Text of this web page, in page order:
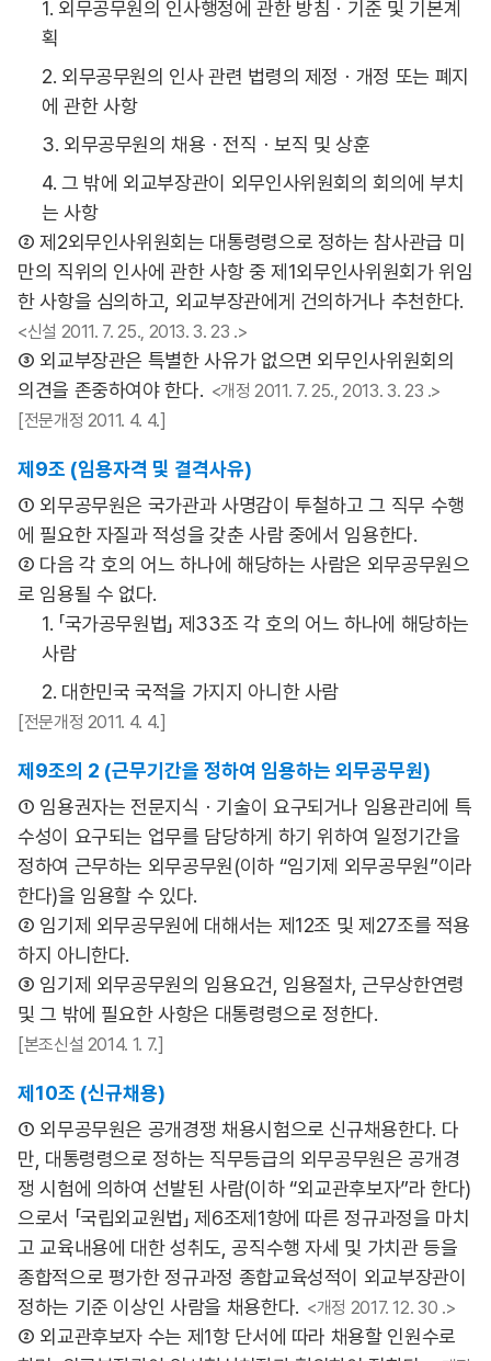
1. 외무공무원의 인사행정에 관한 방침ㆍ기준 및 기본계
획
2. 외무공무원의 인사 관련 법령의 제정ㆍ개정 또는 폐지
에 관한 사항
3. 외무공무원의 채용ㆍ전직ㆍ보직 및 상훈
4. 그 밖에 외교부장관이 외무인사위원회의 회의에 부치
는 사항
② 제2외무인사위원회는 대통령령으로 정하는 참사관급 미
만의 직위의 인사에 관한 사항 중 제1외무인사위원회가 위임
한 사항을 심의하고, 외교부장관에게 건의하거나 추천한다.
<신설 2011. 7. 25., 2013. 3. 23 .>
③ 외교부장관은 특별한 사유가 없으면 외무인사위원회의
의견을 존중하여야 한다. <개정 2011. 7. 25., 2013. 3. 23 .>
[전문개정 2011. 4. 4.]
제9조 (임용자격 및 결격사유)
① 외무공무원은 국가관과 사명감이 투철하고 그 직무 수행
에 필요한 자질과 적성을 갖춘 사람 중에서 임용한다.
② 다음 각 호의 어느 하나에 해당하는 사람은 외무공무원으
로 임용될 수 없다.
1. 「국가공무원법」 제33조 각 호의 어느 하나에 해당하는
사람
2. 대한민국 국적을 가지지 아니한 사람
[전문개정 2011. 4. 4.]
제9조의 2 (근무기간을 정하여 임용하는 외무공무원)
① 임용권자는 전문지식ㆍ기술이 요구되거나 임용관리에 특
수성이 요구되는 업무를 담당하게 하기 위하여 일정기간을
정하여 근무하는 외무공무원(이하 “임기제 외무공무원”이라
한다)을 임용할 수 있다.
② 임기제 외무공무원에 대해서는 제12조 및 제27조를 적용
하지 아니한다.
③ 임기제 외무공무원의 임용요건, 임용절차, 근무상한연령
및 그 밖에 필요한 사항은 대통령령으로 정한다.
[본조신설 2014. 1. 7.]
제10조 (신규채용)
① 외무공무원은 공개경쟁 채용시험으로 신규채용한다. 다
만, 대통령령으로 정하는 직무등급의 외무공무원은 공개경
쟁 시험에 의하여 선발된 사람(이하 “외교관후보자”라 한다)
으로서 「국립외교원법」 제6조제1항에 따른 정규과정을 마치
고 교육내용에 대한 성취도, 공직수행 자세 및 가치관 등을
종합적으로 평가한 정규과정 종합교육성적이 외교부장관이
정하는 기준 이상인 사람을 채용한다. <개정 2017. 12. 30 .>
② 외교관후보자 수는 제1항 단서에 따라 채용할 인원수로